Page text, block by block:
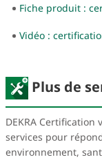
Fiche produit :
Vidéo :
Plus de
DEKRA
services pour
environnement,